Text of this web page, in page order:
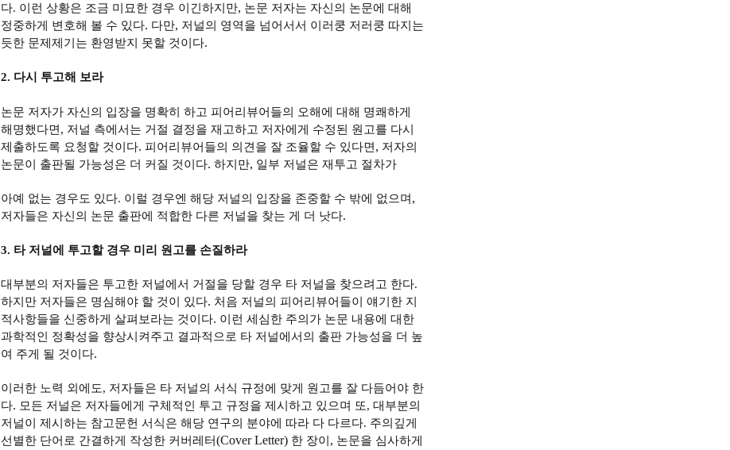
다. 이런 상황은 조금 미묘한 경우 이긴하지만, 논문 저자는 자신의 논문에 대해
정중하게 변호해 볼 수 있다. 다만, 저널의 영역을 넘어서서 이러쿵 저러쿵 따지는
듯한 문제제기는 환영받지 못할 것이다.
2. 다시 투고해 보라
논문 저자가 자신의 입장을 명확히 하고 피어리뷰어들의 오해에 대해 명쾌하게
해명했다면 , 저널 측에서는 거절 결정을 재고하고 저자에게 수정된 원고를 다시
제출하도록 요청할 것이다. 피어리뷰어들의 의견을 잘 조율할 수 있다면 , 저자의
논문이 출판될 가능성은 더 커질 것이다. 하지만, 일부 저널은 재투고 절차가
아예 없는 경우도 있다. 이럴 경우엔 해당 저널의 입장을 존중할 수 밖에 없으며 ,
저자들은 자신의 논문 출판에 적합한 다른 저널을 찾는 게 더 낫다.
3. 타 저널에 투고할 경우 미리 원고를 손질하라
대부분의 저자들은 투고한 저널에서 거절을 당할 경우 타 저널을 찾으려고 한다.
하지만 저자들은 명심해야 할 것이 있다. 처음 저널의 피어리뷰어들이 얘기한 지
적사항들을 신중하게 살펴보라는 것이다. 이런 세심한 주의가 논문 내용에 대한
과학적인 정확성을 향상시켜주고 결과적으로 타 저널에서의 출판 가능성을 더 높
여 주게 될 것이다.
이러한 노력 외에도, 저자들은 타 저널의 서식 규정에 맞게 원고를 잘 다듬어야 한
다. 모든 저널은 저자들에게 구체적인 투고 규정을 제시하고 있으며 또, 대부분의
저널이 제시하는 참고문헌 서식은 해당 연구의 분야에 따라 다 다르다. 주의깊게
선별한 단어로 간결하게 작성한 커버레터(Cover Letter) 한 장이 , 논문을 심사하게